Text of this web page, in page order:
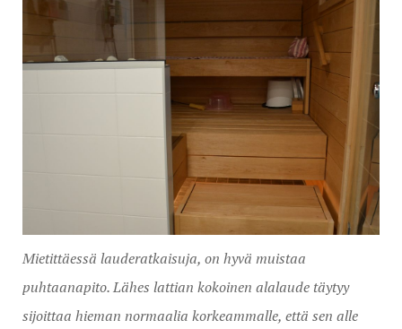
Mietittäessä lauderatkaisuja, on hyvä muistaa
puhtaanapito. Lähes lattian kokoinen alalaude täytyy
sijoittaa hieman normaalia korkeammalle, että sen alle